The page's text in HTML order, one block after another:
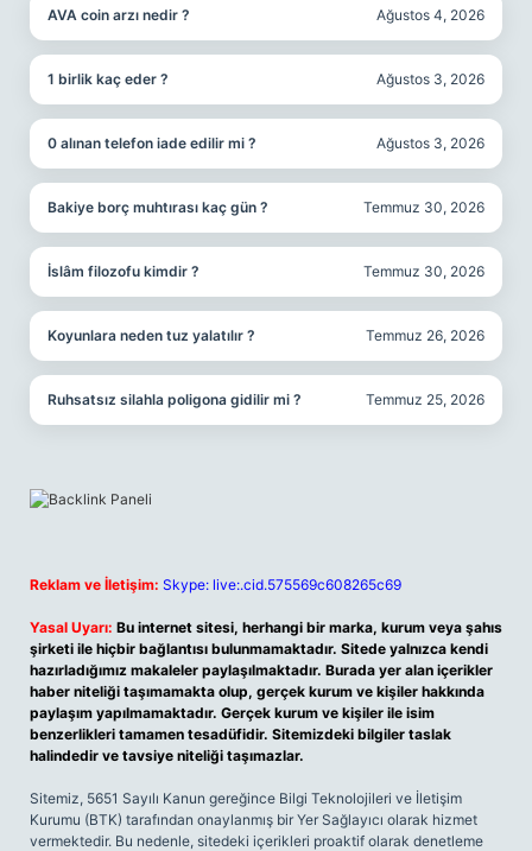
AVA coin arzı nedir ? Ağustos 4, 2026
1 birlik kaç eder ? Ağustos 3, 2026
0 alınan telefon iade edilir mi ? Ağustos 3, 2026
Bakiye borç muhtırası kaç gün ? Temmuz 30, 2026
İslâm filozofu kimdir ? Temmuz 30, 2026
Koyunlara neden tuz yalatılır ? Temmuz 26, 2026
Ruhsatsız silahla poligona gidilir mi ? Temmuz 25, 2026
Reklam ve İletişim: Skype: live:.cid.575569c608265c69
Yasal Uyarı: Bu internet sitesi, herhangi bir marka, kurum veya şahıs
şirketi ile hiçbir bağlantısı bulunmamaktadır. Sitede yalnızca kendi
hazırladığımız makaleler paylaşılmaktadır. Burada yer alan içerikler
haber niteliği taşımamakta olup, gerçek kurum ve kişiler hakkında
paylaşım yapılmamaktadır. Gerçek kurum ve kişiler ile isim
benzerlikleri tamamen tesadüfidir. Sitemizdeki bilgiler taslak
halindedir ve tavsiye niteliği taşımazlar.
Sitemiz, 5651 Sayılı Kanun gereğince Bilgi Teknolojileri ve İletişim
Kurumu (BTK) tarafından onaylanmış bir Yer Sağlayıcı olarak hizmet
vermektedir. Bu nedenle, sitedeki içerikleri proaktif olarak denetleme